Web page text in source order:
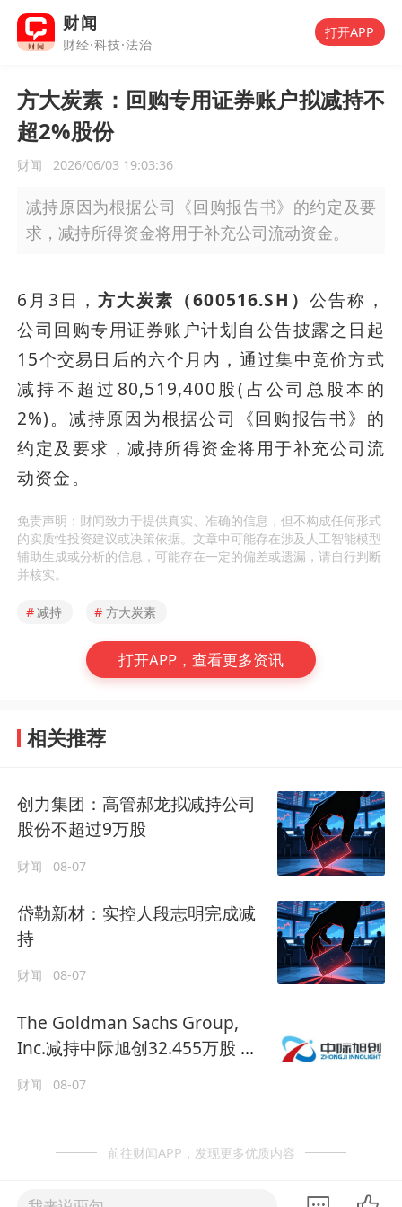
财闻
财经·科技·法治
打开APP
方大炭素：回购专用证券账户拟减持不
超2%股份
财闻 2026/06/03 19:03:36
减持原因为根据公司《回购报告书》的约定及要
求，减持所得资金将用于补充公司流动资金。
6月3日，方大炭素（600516.SH）公告称，
公司回购专用证券账户计划自公告披露之日起
15个交易日后的六个月内，通过集中竞价方式
减持不超过80,519,400股(占公司总股本的
2%)。减持原因为根据公司《回购报告书》的
约定及要求，减持所得资金将用于补充公司流
动资金。
免责声明：财闻致力于提供真实、准确的信息，但不构成任何形式
的实质性投资建议或决策依据。文章中可能存在涉及人工智能模型
辅助生成或分析的信息，可能存在一定的偏差或遗漏，请自行判断
并核实。
#减持 # 方大炭素
打开APP，查看更多资讯
相关推荐
创力集团：高管郝龙拟减持公司
股份不超过9万股
财闻 08-07
岱勒新材：实控人段志明完成减
持
财闻 08-07
The Goldman Sachs Group,
Inc.减持中际旭创32.455万股 每
财闻 08-07
前往财闻APP，发现更多优质内容